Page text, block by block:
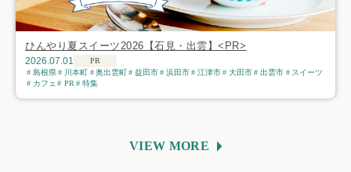
ひんやり夏スイーツ2026【石見・出雲】<PR>
2026.07.01
PR
島根県
川本町 奥出雲町 益田市 浜田市 江津市 大田市 出雲市
スイーツ
カフェ
PR 特集
VIEW MORE